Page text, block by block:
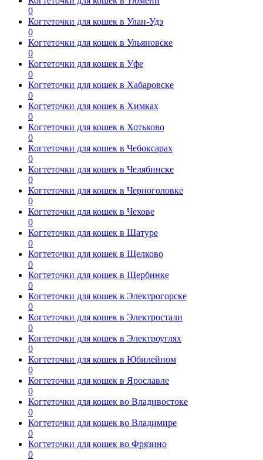
0
Когтеточки для кошек в Улан-Удэ
0
Когтеточки для кошек в Ульяновске
0
Когтеточки для кошек в Уфе
0
Когтеточки для кошек в Хабаровске
0
Когтеточки для кошек в Химках
0
Когтеточки для кошек в Хотьково
0
Когтеточки для кошек в Чебоксарах
0
Когтеточки для кошек в Челябинске
0
Когтеточки для кошек в Черноголовке
0
Когтеточки для кошек в Чехове
0
Когтеточки для кошек в Шатуре
0
Когтеточки для кошек в Щелково
0
Когтеточки для кошек в Щербинке
0
Когтеточки для кошек в Электрогорске
0
Когтеточки для кошек в Электростали
0
Когтеточки для кошек в Электроуглях
0
Когтеточки для кошек в Юбилейном
0
Когтеточки для кошек в Ярославле
0
Когтеточки для кошек во Владивостоке
0
Когтеточки для кошек во Владимире
0
Когтеточки для кошек во Фрязино
0